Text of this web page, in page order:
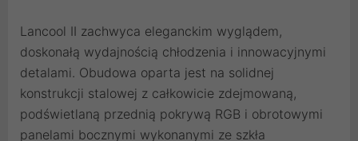
Lancool II zachwyca eleganckim wyglądem,
doskonałą wydajnością chłodzenia i innowacyjnymi
detalami. Obudowa oparta jest na solidnej
konstrukcji stalowej z całkowicie zdejmowaną,
podświetlaną przednią pokrywą RGB i obrotowymi
panelami bocznymi wykonanymi ze szkła